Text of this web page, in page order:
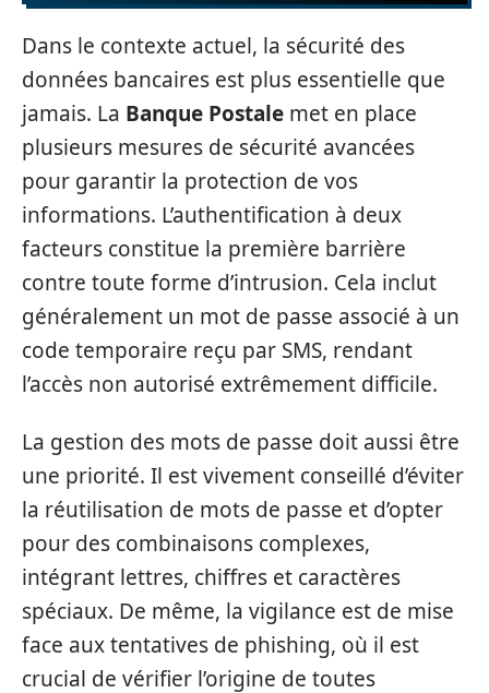
Dans le contexte actuel, la sécurité des
données bancaires est plus essentielle que
jamais. La Banque Postale met en place
plusieurs mesures de sécurité avancées
pour garantir la protection de vos
informations. L’authentification à deux
facteurs constitue la première barrière
contre toute forme d’intrusion. Cela inclut
généralement un mot de passe associé à un
code temporaire reçu par SMS, rendant
l’accès non autorisé extrêmement difficile.
La gestion des mots de passe doit aussi être
une priorité. Il est vivement conseillé d’éviter
la réutilisation de mots de passe et d’opter
pour des combinaisons complexes,
intégrant lettres, chiffres et caractères
spéciaux. De même, la vigilance est de mise
face aux tentatives de phishing, où il est
crucial de vérifier l’origine de toutes